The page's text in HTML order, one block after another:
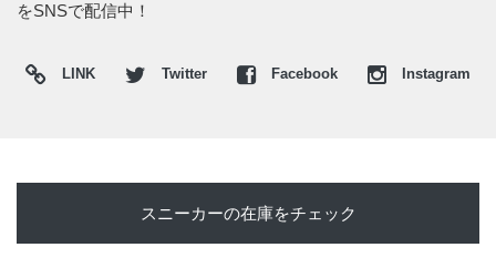
をSNSで配信中！
LINK Twitter Facebook Instagram
スニーカーの在庫をチェック